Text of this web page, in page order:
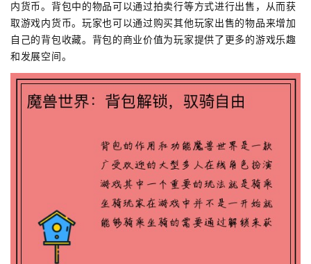
内货币。背包中的物品可以通过拍卖行等方式进行出售，从而获
取游戏内货币。玩家也可以通过购买其他玩家出售的物品来增加
自己的背包收藏。背包的商业价值为玩家提供了更多的游戏乐趣
和发展空间。